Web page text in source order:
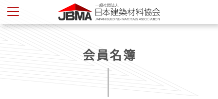
会員名簿